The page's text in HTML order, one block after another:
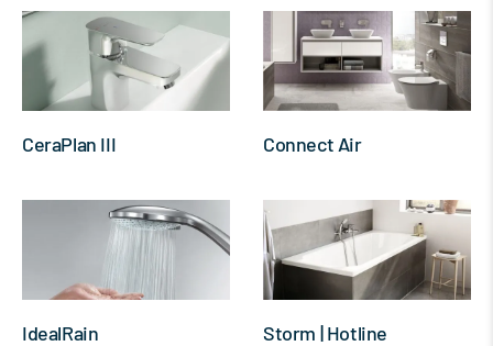
CeraPlan III Connect Air
IdealRain Storm | Hotline